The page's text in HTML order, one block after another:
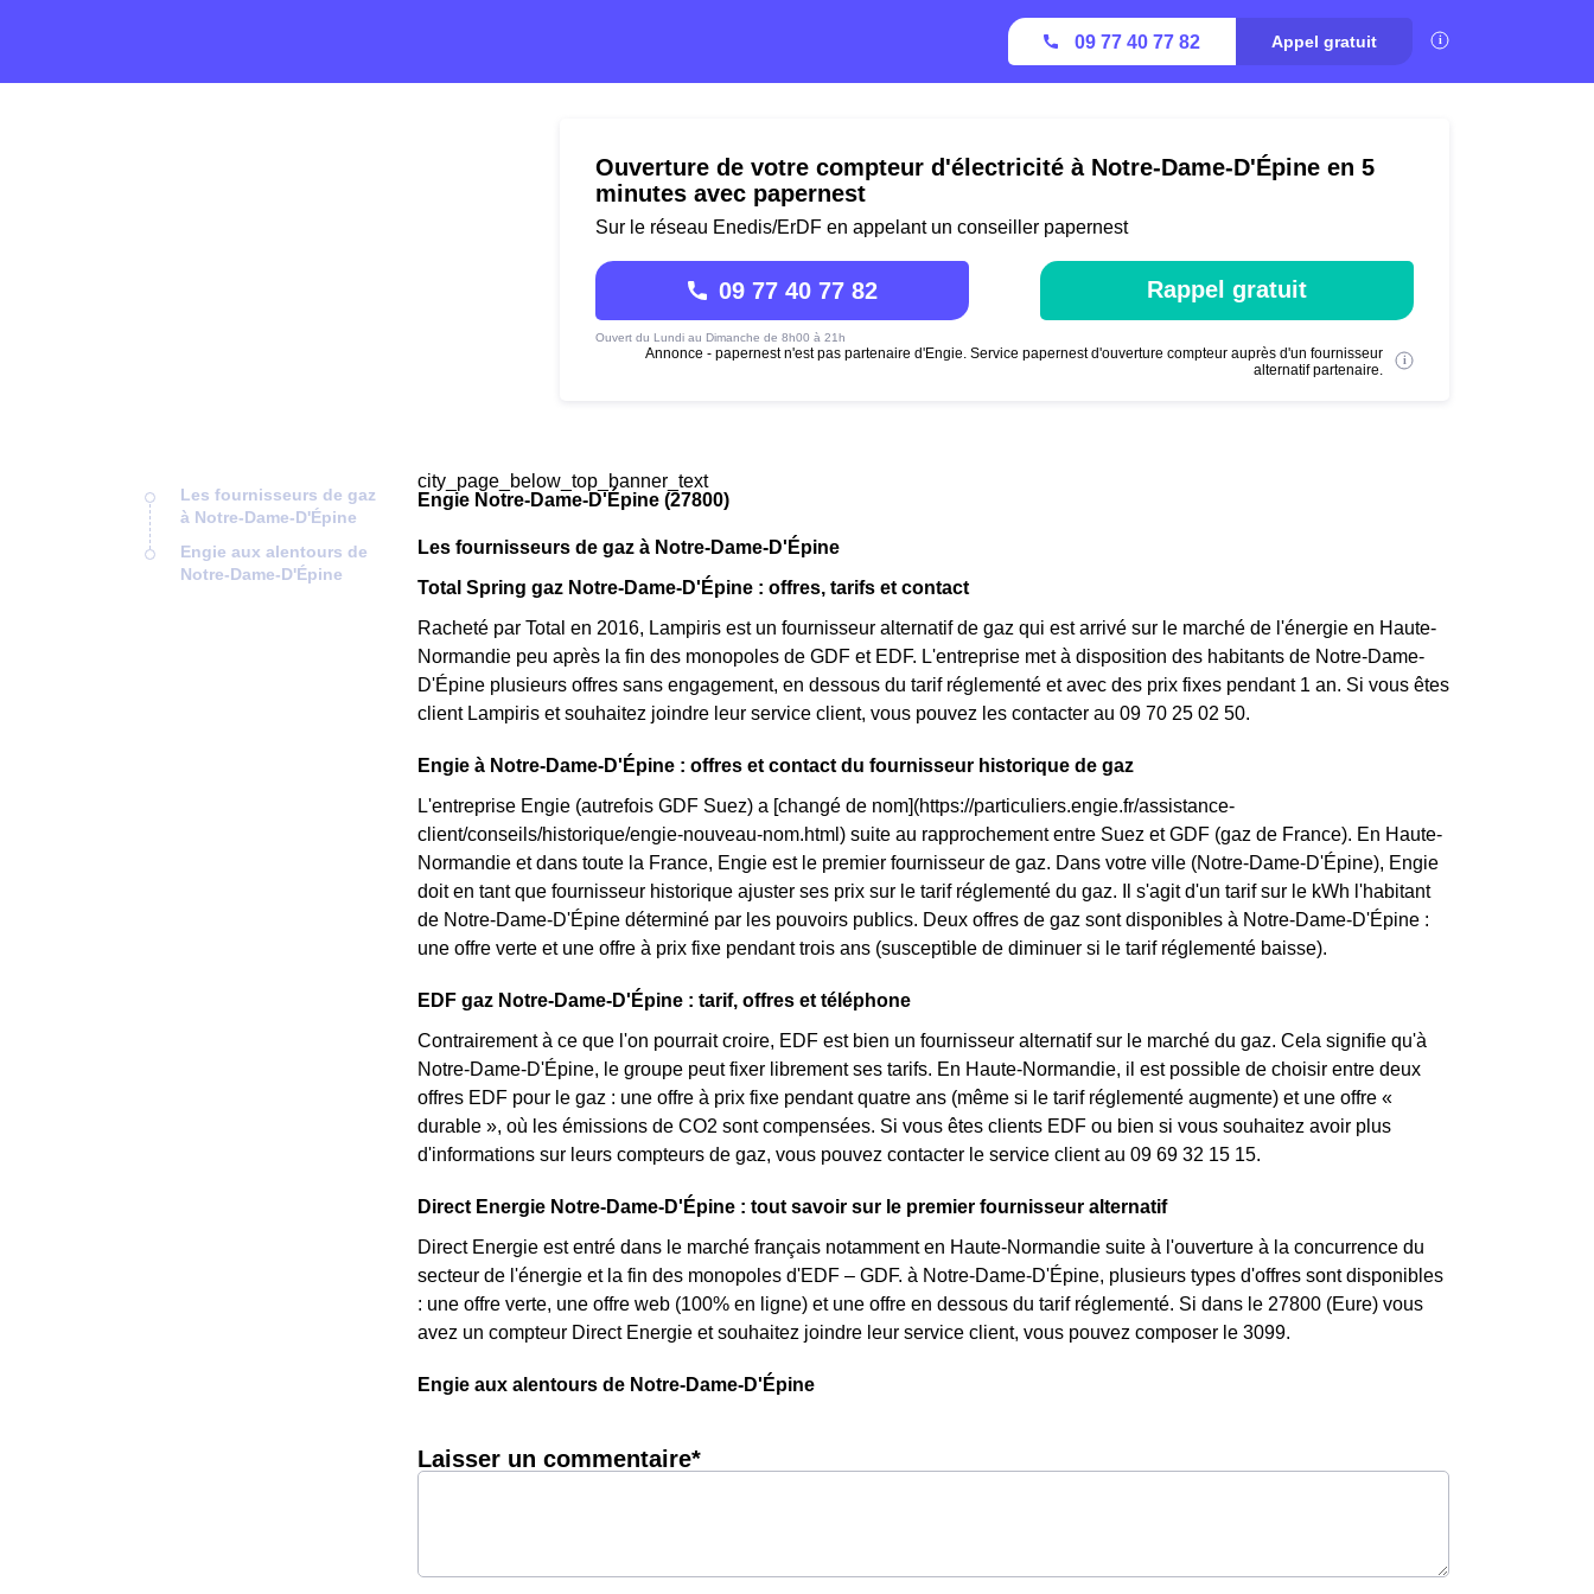
09 77 40 77 82 Appel gratuit
Ouverture de votre compteur d'électricité à Notre-Dame-D'Épine en 5
minutes avec papernest
Sur le réseau Enedis/ErDF en appelant un conseiller papernest
09 77 40 77 82
Ouvert du Lundi au Dimanche de 8h00 à 21h
Rappel gratuit
Annonce - papernest n'est pas partenaire d'Engie. Service papernest d'ouverture compteur auprès d'un fournisseur
alternatif partenaire.
Les fournisseurs de gaz
à Notre-Dame-D'Épine
Engie aux alentours de
Notre-Dame-D'Épine
city_page_below_top_banner_text
Engie Notre-Dame-D'Épine (27800)
Les fournisseurs de gaz à Notre-Dame-D'Épine
Total Spring gaz Notre-Dame-D'Épine : offres, tarifs et contact
Racheté par Total en 2016, Lampiris est un fournisseur alternatif de gaz qui est arrivé sur le marché de l'énergie en Haute-
Normandie peu après la fin des monopoles de GDF et EDF. L'entreprise met à disposition des habitants de Notre-Dame-
D'Épine plusieurs offres sans engagement, en dessous du tarif réglementé et avec des prix fixes pendant 1 an. Si vous êtes
client Lampiris et souhaitez joindre leur service client, vous pouvez les contacter au 09 70 25 02 50.
Engie à Notre-Dame-D'Épine : offres et contact du fournisseur historique de gaz
L'entreprise Engie (autrefois GDF Suez) a [changé de nom](https://particuliers.engie.fr/assistance-
client/conseils/historique/engie-nouveau-nom.html) suite au rapprochement entre Suez et GDF (gaz de France). En Haute-
Normandie et dans toute la France, Engie est le premier fournisseur de gaz. Dans votre ville (Notre-Dame-D'Épine), Engie
doit en tant que fournisseur historique ajuster ses prix sur le tarif réglementé du gaz. Il s'agit d'un tarif sur le kWh l'habitant
de Notre-Dame-D'Épine déterminé par les pouvoirs publics. Deux offres de gaz sont disponibles à Notre-Dame-D'Épine :
une offre verte et une offre à prix fixe pendant trois ans (susceptible de diminuer si le tarif réglementé baisse).
EDF gaz Notre-Dame-D'Épine : tarif, offres et téléphone
Contrairement à ce que l'on pourrait croire, EDF est bien un fournisseur alternatif sur le marché du gaz. Cela signifie qu'à
Notre-Dame-D'Épine, le groupe peut fixer librement ses tarifs. En Haute-Normandie, il est possible de choisir entre deux
offres EDF pour le gaz : une offre à prix fixe pendant quatre ans (même si le tarif réglementé augmente) et une offre «
durable », où les émissions de CO2 sont compensées. Si vous êtes clients EDF ou bien si vous souhaitez avoir plus
d'informations sur leurs compteurs de gaz, vous pouvez contacter le service client au 09 69 32 15 15.
Direct Energie Notre-Dame-D'Épine : tout savoir sur le premier fournisseur alternatif
Direct Energie est entré dans le marché français notamment en Haute-Normandie suite à l'ouverture à la concurrence du
secteur de l'énergie et la fin des monopoles d'EDF – GDF. à Notre-Dame-D'Épine, plusieurs types d'offres sont disponibles
: une offre verte, une offre web (100% en ligne) et une offre en dessous du tarif réglementé. Si dans le 27800 (Eure) vous
avez un compteur Direct Energie et souhaitez joindre leur service client, vous pouvez composer le 3099.
Engie aux alentours de Notre-Dame-D'Épine
Laisser un commentaire*